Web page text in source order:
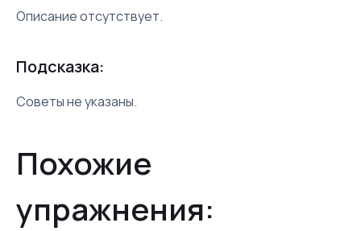
Описание отсутствует.
Подсказка:
Советы не указаны.
Похожие
упражнения: